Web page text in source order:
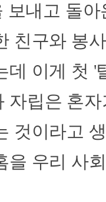
보내고 돌
친구와 봉
데 이게 첫 '
자립은 혼
것이라고
을 우리 사